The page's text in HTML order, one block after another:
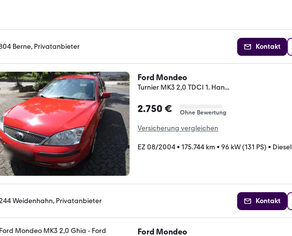
Berne, Privatanbieter Kontakt
Ford Mondeo
Turnier MK3 2,0 TDCI 1. Han...
2.750 € Ohne Bewertung
Versicherung vergleichen
EZ 08/2004• 175.744 km • 96 kW (131 PS) • Diesel
Weidenhahn, Privatanbieter Kontakt
Ford Mondeo